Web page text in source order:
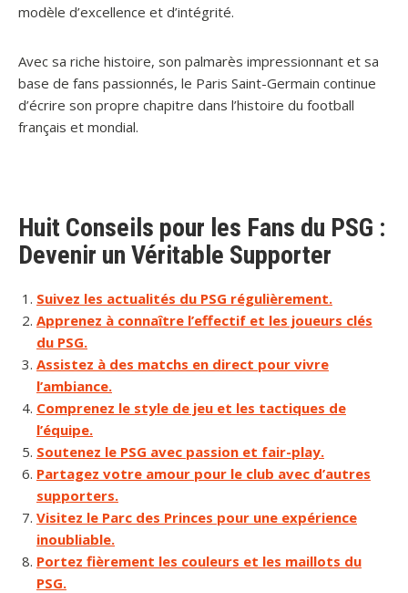
modèle d’excellence et d’intégrité.
Avec sa riche histoire, son palmarès impressionnant et sa
base de fans passionnés, le Paris Saint-Germain continue
d’écrire son propre chapitre dans l’histoire du football
français et mondial.
Huit Conseils pour les Fans du PSG :
Devenir un Véritable Supporter
Suivez les actualités du PSG régulièrement.
Apprenez à connaître l’effectif et les joueurs clés
du PSG.
Assistez à des matchs en direct pour vivre
l’ambiance.
Comprenez le style de jeu et les tactiques de
l’équipe.
Soutenez le PSG avec passion et fair-play.
Partagez votre amour pour le club avec d’autres
supporters.
Visitez le Parc des Princes pour une expérience
inoubliable.
Portez fièrement les couleurs et les maillots du
PSG.